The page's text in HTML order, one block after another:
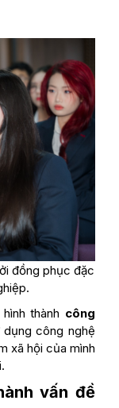
đồng phục đặc
thành công
công nghệ
xã hội của mình
vấn đề